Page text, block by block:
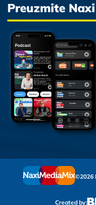
Preuzmite
©2026
Created by: